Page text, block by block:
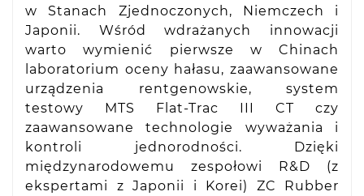
w Stanach Zjednoczonych, Niemczech i
Japonii. Wśród wdrażanych innowacji
warto wymienić pierwsze w Chinach
laboratorium oceny hałasu, zaawansowane
urządzenia rentgenowskie, system
testowy MTS Flat-Trac III CT czy
zaawansowane technologie wyważania i
kontroli jednorodności. Dzięki
międzynarodowemu zespołowi R&D (z
ekspertami z Japonii i Korei) ZC Rubber